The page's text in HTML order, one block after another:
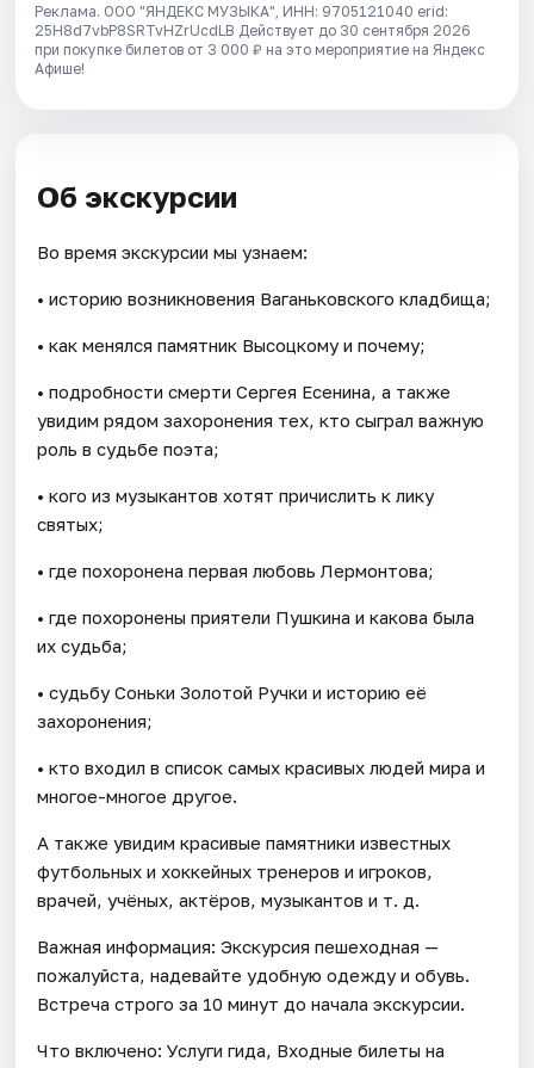
Реклама. ООО "ЯНДЕКС МУЗЫКА", ИНН: 9705121040 erid:
25H8d7vbP8SRTvHZrUcdLB Действует до 30 сентября 2026
при покупке билетов от 3 000 ₽ на это мероприятие на Яндекс
Афише!
Об экскурсии
Во время экскурсии мы узнаем:
• историю возникновения Ваганьковского кладбища;
• как менялся памятник Высоцкому и почему;
• подробности смерти Сергея Есенина, а также
увидим рядом захоронения тех, кто сыграл важную
роль в судьбе поэта;
• кого из музыкантов хотят причислить к лику
святых;
• где похоронена первая любовь Лермонтова;
• где похоронены приятели Пушкина и какова была
их судьба;
• судьбу Соньки Золотой Ручки и историю её
захоронения;
• кто входил в список самых красивых людей мира и
многое-многое другое.
А также увидим красивые памятники известных
футбольных и хоккейных тренеров и игроков,
врачей, учёных, актёров, музыкантов и т. д.
Важная информация: Экскурсия пешеходная —
пожалуйста, надевайте удобную одежду и обувь.
Встреча строго за 10 минут до начала экскурсии.
Что включено: Услуги гида, Входные билеты на